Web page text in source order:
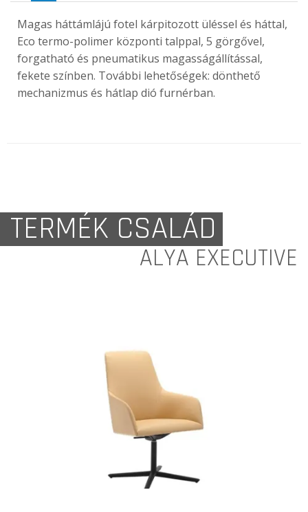
Magas háttámlájú fotel kárpitozott üléssel és háttal,
Eco termo-polimer központi talppal, 5 görgővel,
forgatható és pneumatikus magasságállítással,
fekete színben. További lehetőségek: dönthető
mechanizmus és hátlap dió furnérban.
TERMÉK CSALÁD
ALYA EXECUTIVE